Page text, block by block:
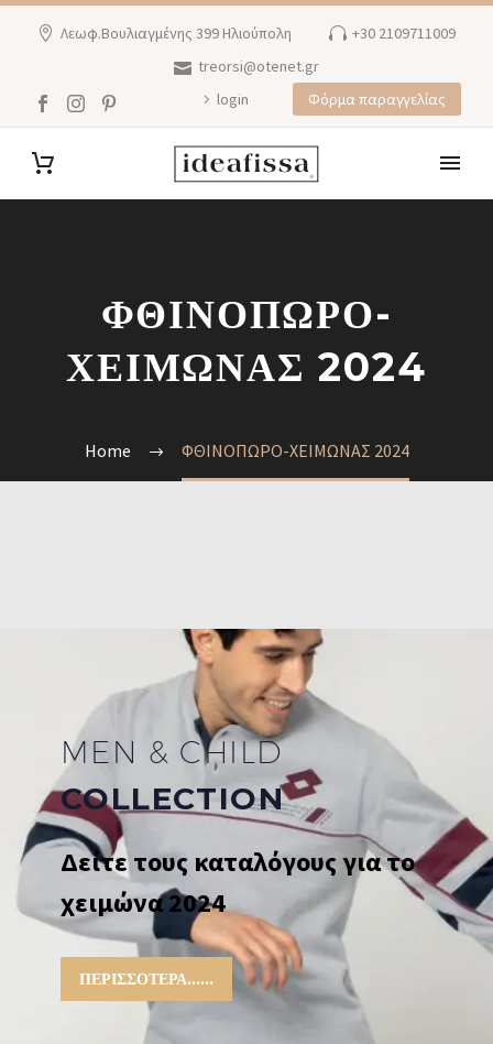
Λεωφ.Βουλιαγμένης 399 Ηλιούπολη
+30 2109711009
treorsi@otenet.gr
login
Φόρμα παραγγελίας
ΦΘΙΝΟΠΩΡΟ-
ΧΕΙΜΩΝΑΣ 2024
Home ΦΘΙΝΟΠΩΡΟ-ΧΕΙΜΩΝΑΣ 2024
MEN & CHILD
COLLECTION
Δείτε τους καταλόγους για το
χειμώνα 2024
ΠΕΡΙΣΣΌΤΕΡΑ......